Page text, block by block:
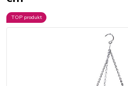
TOP produkt